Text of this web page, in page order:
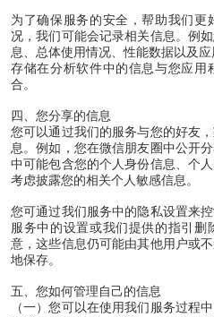
为了确保服务的安全，帮助我们更
况，我们可能会记录相关信息。例
息、总体使用情况、性能数据以及
存储在分析软件中的信息与您应用
合。
四、您分享的信息
您可以通过我们的服务与您的好友
息。例如，您在微信朋友圈中公开
中可能包含您的个人身份信息、个
考虑披露您的相关个人敏感信息。
您可通过我们服务中的隐私设置来
服务中的设置或我们提供的指引删
意，这些信息仍可能由其他用户或
地保存。
五、您如何管理自己的信息
（一）您可以在使用我们服务过程